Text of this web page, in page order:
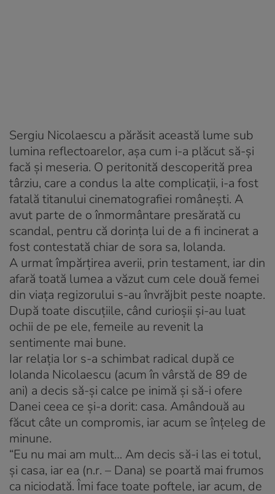
Sergiu Nicolaescu a părăsit această lume sub
lumina reflectoarelor, aşa cum i-a plăcut să-şi
facă şi meseria. O peritonită descoperită prea
târziu, care a condus la alte complicaţii, i-a fost
fatală titanului cinematografiei româneşti. A
avut parte de o înmormântare presărată cu
scandal, pentru că dorinţa lui de a fi incinerat a
fost contestată chiar de sora sa, Iolanda.
A urmat împărţirea averii, prin testament, iar din
afară toată lumea a văzut cum cele două femei
din viaţa regizorului s-au învrăjbit peste noapte.
După toate discuţiile, când curioşii şi-au luat
ochii de pe ele, femeile au revenit la
sentimente mai bune.
Iar relaţia lor s-a schimbat radical după ce
Iolanda Nicolaescu (acum în vârstă de 89 de
ani) a decis să-şi calce pe inimă şi să-i ofere
Danei ceea ce şi-a dorit: casa. Amândouă au
făcut câte un compromis, iar acum se înţeleg de
minune.
“Eu nu mai am mult… Am decis să-i las ei totul,
şi casa, iar ea (n.r. – Dana) se poartă mai frumos
ca niciodată. Îmi face toate poftele, iar acum, de